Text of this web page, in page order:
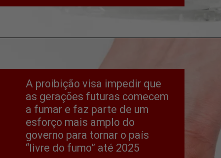
A proibição visa impedir que
as gerações futuras comecem
a fumar e faz parte de um
esforço mais amplo do
governo para tornar o país
“livre do fumo” até 2025